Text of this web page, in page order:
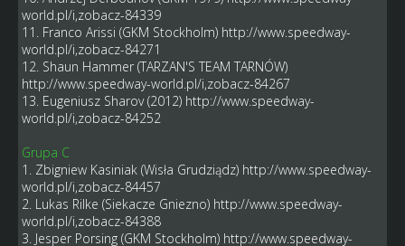
world.pl/i,zobacz-84339
11. Franco Arissi (GKM Stockholm) http://www.speedway-
world.pl/i,zobacz-84271
12. Shaun Hammer (TARZAN'S TEAM TARNÓW)
http://www.speedway-world.pl/i,zobacz-84267
13. Eugeniusz Sharov (2012) http://www.speedway-
world.pl/i,zobacz-84252
Grupa C
1. Zbigniew Kasiniak (Wisła Grudziądz) http://www.speedway-
world.pl/i,zobacz-84457
2. Lukas Rilke (Siekacze Gniezno) http://www.speedway-
world.pl/i,zobacz-84388
3. Jesper Porsing (GKM Stockholm) http://www.speedway-